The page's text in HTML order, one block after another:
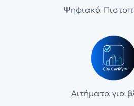
Ψηφιακά
Αιτήματα για